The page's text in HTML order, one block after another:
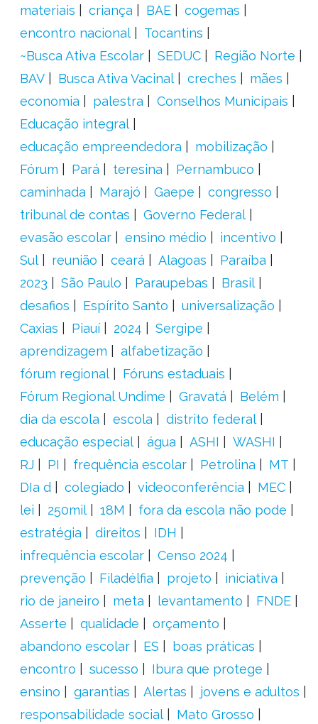
materiais
criança BAE
cogemas
encontro nacional
Tocantins
~Busca Ativa Escolar
SEDUC
Região Norte
BAV
Busca Ativa Vacinal creches
mães
economia
palestra
Conselhos Municipais
Educação integral
educação empreendedora
mobilização
Fórum
Pará teresina
Pernambuco
caminhada
Marajó Gaepe
congresso
tribunal de contas
Governo Federal
evasão escolar
ensino médio
incentivo
Sul
reunião ceará Alagoas
Paraíba
2023
São Paulo Paraupebas
Brasil
desafios
Espírito Santo
universalização
Caxias
Piauí 2024
Sergipe
aprendizagem
alfabetização
fórum regional
Fóruns estaduais
Fórum Regional Undime
Gravatá
Belém
dia da escola
escola
distrito federal
educação especial
água ASHI
WASHI
RJ
PI frequência escolar Petrolina
MT
DIa d
colegiado videoconferência
MEC
lei
250mil 18M
fora da escola não pode
estratégia
direitos
IDH
infrequência escolar
Censo 2024
prevenção
Filadélfia projeto
iniciativa
rio de janeiro
meta levantamento
FNDE
Asserte
qualidade
orçamento
abandono escolar
ES
boas práticas
encontro
sucesso
Ibura que protege
ensino
garantias Alertas
jovens e adultos
responsabilidade social
Mato Grosso